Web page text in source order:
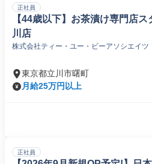
正社員
【44歳以下】お茶漬け専門店
川店
株式会社ティー・ユー・ビーアソシエイツ
東京都立川市曙町
月給25万円以上
正社員